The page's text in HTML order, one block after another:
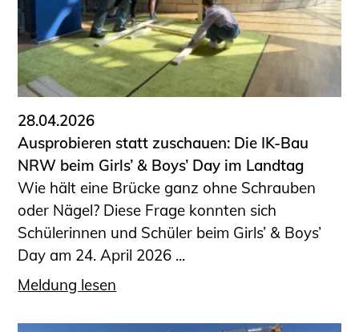
28.04.2026
Ausprobieren statt zuschauen: Die IK-Bau
NRW beim Girls’ & Boys’ Day im Landtag
Wie hält eine Brücke ganz ohne Schrauben
oder Nägel? Diese Frage konnten sich
Schülerinnen und Schüler beim Girls’ & Boys’
Day am 24. April 2026 ...
Meldung lesen